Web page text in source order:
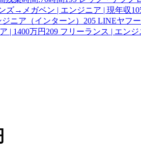
ズ→メガベン | エンジニア | 現年収
ニア（インターン） 205 LINEヤフ
| 1400万円 209 フリーランス | エンジ